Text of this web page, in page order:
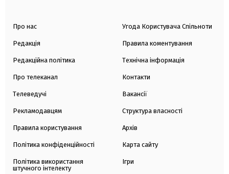
Про нас
Редакція
Редакційна політика
Про телеканал
Телеведучі
Рекламодавцям
Правила користування
Політика конфіденційності
Політика використання
штучного інтелекту
Угода Користувача Спільноти
Правила коментування
Технічна інформація
Контакти
Вакансії
Структура власності
Архів
Карта сайту
Ігри